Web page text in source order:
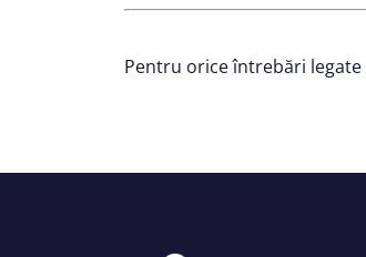
Pentru orice întrebări